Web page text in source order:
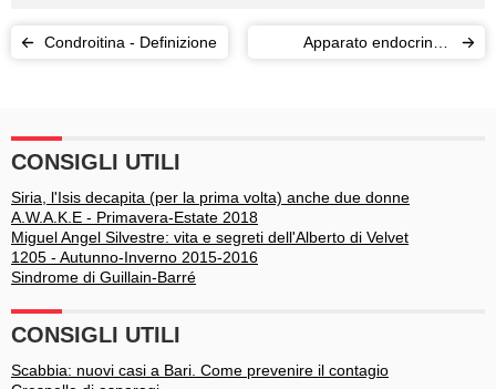
Condroitina - Definizione
Apparato endocrino -
CONSIGLI UTILI
Siria, l'Isis decapita (per la prima volta) anche due donne
A.W.A.K.E - Primavera-Estate 2018
Miguel Angel Silvestre: vita e segreti dell'Alberto di Velvet
1205 - Autunno-Inverno 2015-2016
Sindrome di Guillain-Barré
CONSIGLI UTILI
Scabbia: nuovi casi a Bari. Come prevenire il contagio